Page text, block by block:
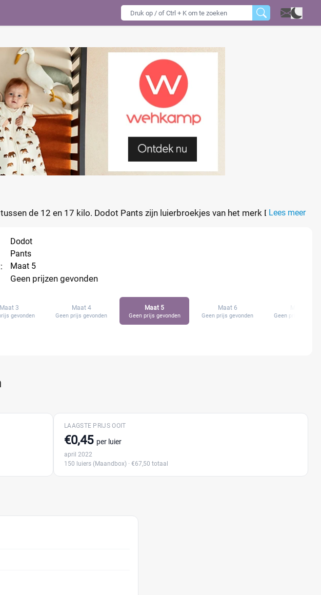
de 12 en 17 kilo. Dodot Pants zijn luierbroekjes van het merk Dodot en
Pants maat 5.
Lees meer
Dodot
Pants
Maat 5
Geen prijzen gevonden
Maat 3
gevonden
Maat 4
Geen prijs gevonden
Maat 5
Geen prijs gevonden
Maat 6
Geen prijs gevonden Geen prijs
LAAGSTE PRIJS OOIT
€0,45 per luier
april 2022
150 luiers (Maandbox) · €67,50 totaal